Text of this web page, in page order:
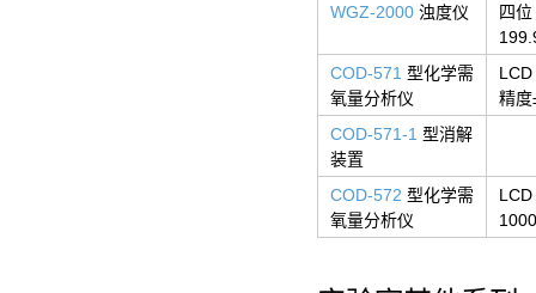
WGZ-2000 浊度仪
四
COD-571 型化学需
氧量分析仪
精
COD-571-1 型消解
装置
COD-572 型化学需
氧量分析仪